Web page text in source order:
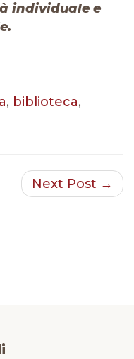
individuale e
, biblioteca,
Next Post →